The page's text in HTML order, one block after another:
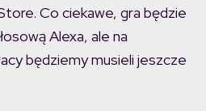
Co ciekawe, gra będzie
Alexa, ale na
będziemy musieli jeszcze